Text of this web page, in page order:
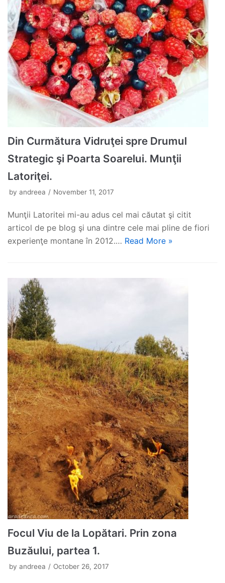
Din Curmătura Vidruţei spre Drumul
Strategic şi Poarta Soarelui. Munţii
Latoriţei.
by andreea November 11, 2017
Munţii Latoritei mi-au adus cel mai căutat şi citit
articol de pe blog şi una dintre cele mai pline de fiori
experienţe montane în 2012.… Read More »
Focul Viu de la Lopătari. Prin zona
Buzăului, partea 1.
by andreea October 26, 2017